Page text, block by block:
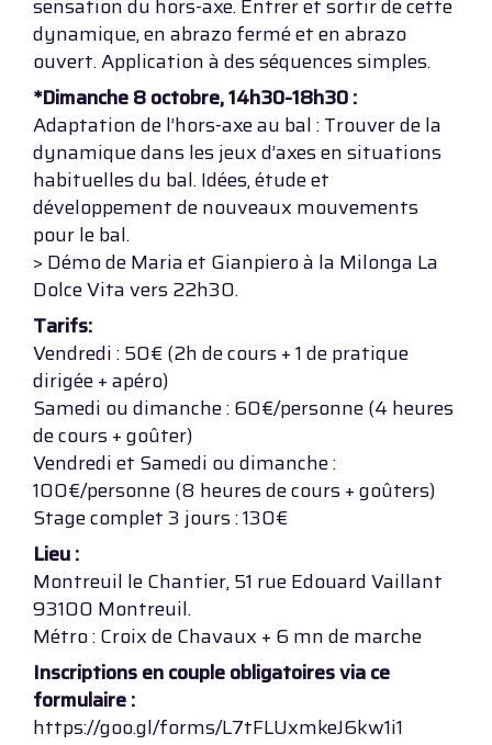
sensation du hors-axe. Entrer et sortir de cette
dynamique, en abrazo fermé et en abrazo
ouvert. Application à des séquences simples.
*Dimanche 8 octobre, 14h30-18h30 :
Adaptation de l’hors-axe au bal : Trouver de la
dynamique dans les jeux d’axes en situations
habituelles du bal. Idées, étude et
développement de nouveaux mouvements
pour le bal.
> Démo de Maria et Gianpiero à la Milonga La
Dolce Vita vers 22h30.
Tarifs:
Vendredi : 50€ (2h de cours + 1 de pratique
dirigée + apéro)
Samedi ou dimanche : 60€/personne (4 heures
de cours + goûter)
Vendredi et Samedi ou dimanche :
100€/personne (8 heures de cours + goûters)
Stage complet 3 jours : 130€
Lieu :
Montreuil le Chantier, 51 rue Edouard Vaillant
93100 Montreuil.
Métro : Croix de Chavaux + 6 mn de marche
Inscriptions en couple obligatoires via ce
formulaire :
https://goo.gl/forms/L7tFLUxmkeJ6kw1i1